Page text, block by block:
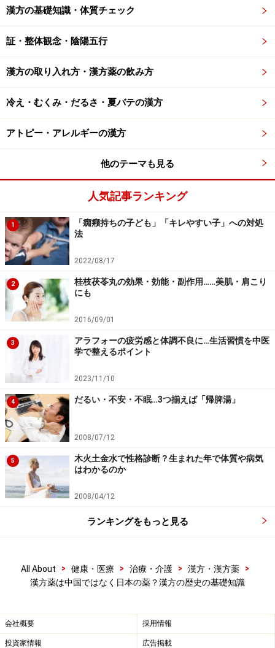
たります）にはその基礎が完成していました。
現在でも
知られる有名な医学書が漢の時代に多く成立していま
弥生時代は日本においては水田で稲作が始まった時代と
して有名です。ちなみに邪馬台国の女王・卑弥呼は紀元
後200年～250年前後、弥生時代後期の人物といわれてい
ます。その頃、中国ではすでに生薬や鍼灸（しんきゅ
うかんろん）という文献に記載されています。つまり、
少なくとも葛根湯は1800年以上前の薬ということになり
ます。現在、日本で頻繁に使用されている漢方薬はこの
時代のものがとても多いです。
奈良時代ごろに日本に伝わってきた中国伝
統医学
中国で興った中国伝統医学が本格的に日本へ「輸入」さ
れてきたのは奈良時代から平安時代になってからです。
学校の日本史で必ず習った遣唐使の時代です。753年に
は有名な鑑真和尚によって仏教の教えとともに中国大陸
から生薬も持ち込まれました。
代表的なものに薬用人参、桂皮（けいひ）、甘草（かん
ぞう）、大黄（だいおう）などがあり、それらは正倉院
に保管されました。生薬の一部は1000年以上の時を経
て、なんと現在でも薬効成分が失われていないそうで
す。
漢方の基礎知識・体質チェック
証・整体観念・陰陽五行
漢方の取り入れ方・漢方薬の飲み方
冷え・むくみ・だるさ・夏バテの漢方
アトピー・アレルギーの漢方
他のテーマも見る
人気記事ランキング
1
「癇癪持ちの子ども」「キレやすい子」への対処
法
2022/08/17
2
桂枝茯苓丸の効果・効能・副作用……美肌・肩こり
にも
2016/09/01
3
アラフォーの疲労感と体調不良に…生活習慣を中医
学で整えるポイント
2023/11/10
4 だるい・不安・不眠…3つ揃えば「帰脾湯」
2008/07/12
5
木火土金水で性格診断？生まれた年で体質や病気
はわかるのか
2008/04/12
ランキングをもっと見る
All About > 健康・医療 > 治療・介護 > 漢方・漢方薬
>
漢方薬は中国ではなく日本の薬？漢方の歴史の基礎知識
会社概要 採用情報
投資家情報 広告掲載